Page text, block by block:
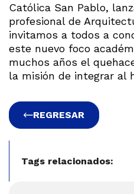
Católica San Pablo,
profesional de
invitamos a todos a
este nuevo foco
muchos años el
la misión de integrar al
REGRESAR
Tags relacionados: